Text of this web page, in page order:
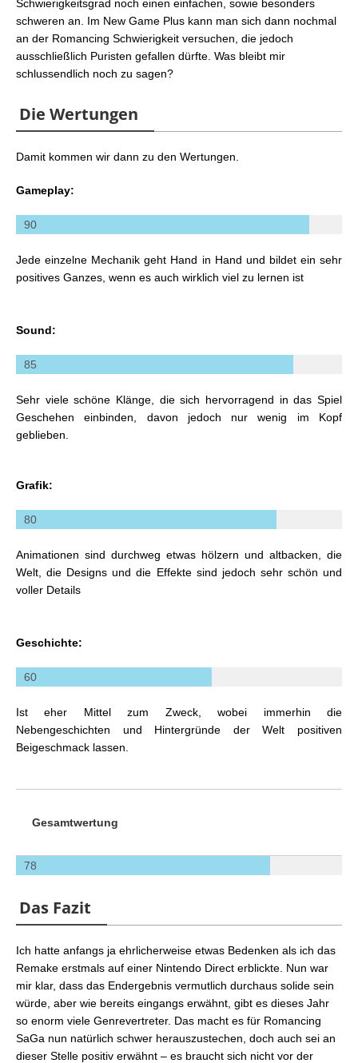
Schwierigkeitsgrad noch einen einfachen, sowie besonders
schweren an. Im New Game Plus kann man sich dann nochmal
an der Romancing Schwierigkeit versuchen, die jedoch
ausschließlich Puristen gefallen dürfte. Was bleibt mir
schlussendlich noch zu sagen?
Die Wertungen
Damit kommen wir dann zu den Wertungen.
Gameplay:
90
Jede einzelne Mechanik geht Hand in Hand und bildet ein sehr
positives Ganzes, wenn es auch wirklich viel zu lernen ist
Sound:
85
Sehr viele schöne Klänge, die sich hervorragend in das Spiel
Geschehen einbinden, davon jedoch nur wenig im Kopf
geblieben.
Grafik:
80
Animationen sind durchweg etwas hölzern und altbacken, die
Welt, die Designs und die Effekte sind jedoch sehr schön und
voller Details
Geschichte:
60
Ist eher Mittel zum Zweck, wobei immerhin die
Nebengeschichten und Hintergründe der Welt positiven
Beigeschmack lassen.
Gesamtwertung
78
Das Fazit
Ich hatte anfangs ja ehrlicherweise etwas Bedenken als ich das
Remake erstmals auf einer Nintendo Direct erblickte. Nun war
mir klar, dass das Endergebnis vermutlich durchaus solide sein
würde, aber wie bereits eingangs erwähnt, gibt es dieses Jahr
so enorm viele Genrevertreter. Das macht es für Romancing
SaGa nun natürlich schwer herauszustechen, doch auch sei an
dieser Stelle positiv erwähnt – es braucht sich nicht vor der